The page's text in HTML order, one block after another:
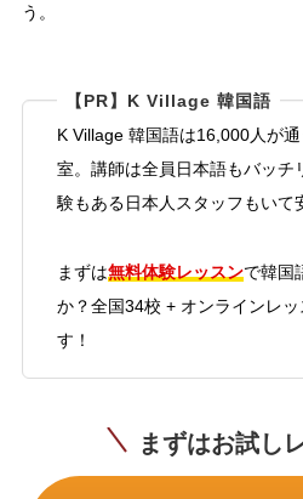
う。
【PR】K Village 韓国語
K Village 韓国語は16,000人が
室。講師は全員日本語もバッチ
験もある日本人スタッフもいて
まずは無料体験レッスンで韓国
か？全国34校 + オンラインレ
す！
まずはお試し